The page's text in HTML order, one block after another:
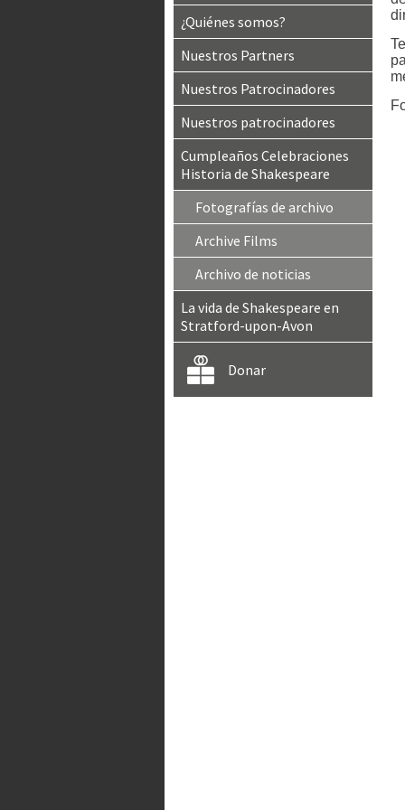
¿Quiénes somos?
Nuestros Partners
Nuestros Patrocinadores
Nuestros patrocinadores
Cumpleaños Celebraciones
Historia de Shakespeare
Fotografías de archivo
Archive Films
Archivo de noticias
La vida de Shakespeare en
Stratford-upon-Avon
Donar